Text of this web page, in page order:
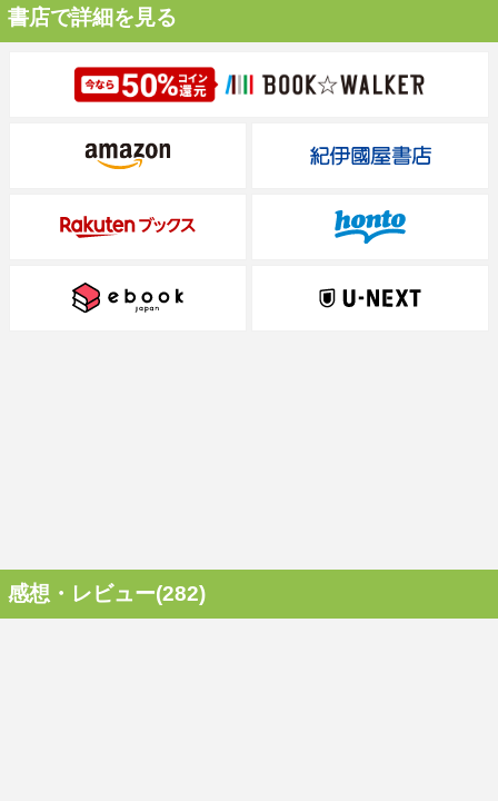
書店で詳細を見る
感想・レビュー(282)